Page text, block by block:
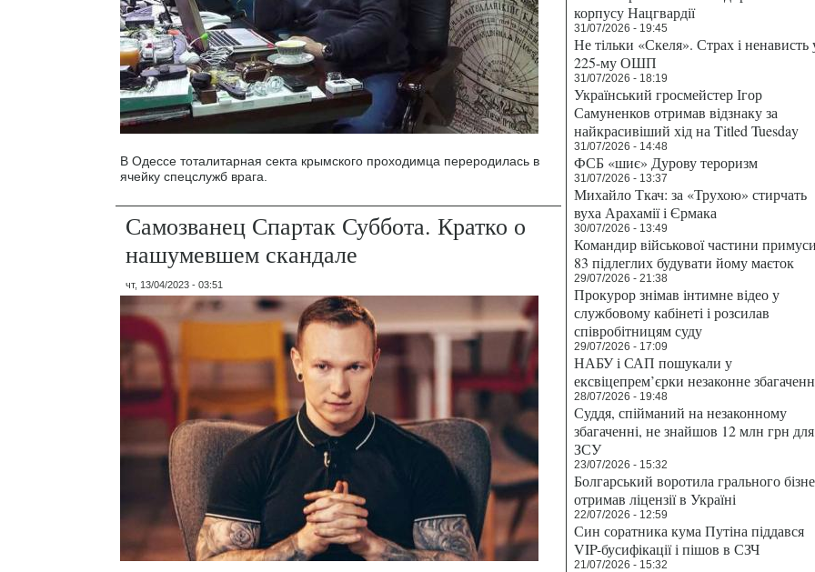
В Одессе тоталитарная секта крымского проходимца переродилась в
ячейку спецслужб врага.
Самозванец Спартак Суббота. Кратко о
нашумевшем скандале
чт, 13/04/2023 - 03:51
корпусу Нацгвардії
31/07/2026 - 19:45
Не тільки «Скеля». Страх і ненависть
225-му ОШП
31/07/2026 - 18:19
Український гросмейстер Ігор
Самуненков отримав відзнаку за
найкрасивіший хід на Titled Tuesday
31/07/2026 - 14:48
ФСБ «шиє» Дурову тероризм
31/07/2026 - 13:37
Михайло Ткач: за «Трухою» стирчать
вуха Арахамії і Єрмака
30/07/2026 - 13:49
Командир військової частини
83 підлеглих будувати йому маєток
29/07/2026 - 21:38
Прокурор знімав інтимне відео у
службовому кабінеті і розсилав
співробітницям суду
29/07/2026 - 17:09
НАБУ і САП пошукали у
ексвіцепрем’єрки незаконне
28/07/2026 - 19:48
Суддя, спійманий на незаконному
збагаченні, не знайшов 12 млн грн для
ЗСУ
23/07/2026 - 15:32
Болгарський воротила грального
отримав ліцензії в Україні
22/07/2026 - 12:59
Син соратника кума Путіна піддався
VIP-бусифікації і пішов в СЗЧ
21/07/2026 - 15:32